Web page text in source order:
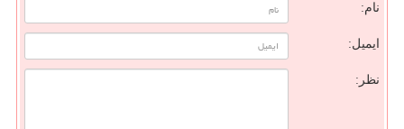
نام:
ایمیل:
نظر: